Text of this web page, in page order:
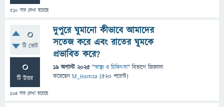
510 বার দেখা হয়েছে
0
টি ভোট
0
টি উত্তর
164 বার দেখা হয়েছে
দুপুরে ঘুমানো কীভাবে আমাদের
সতেজ করে এবং রাতের ঘুমকে
প্রভাবিত করে?
19 অগাস্ট 2025 "স্বাস্থ্য ও চিকিৎসা" বিভাগে জিজ্ঞাসা
করেছেনM_Hamza (520 পয়েন্ট)